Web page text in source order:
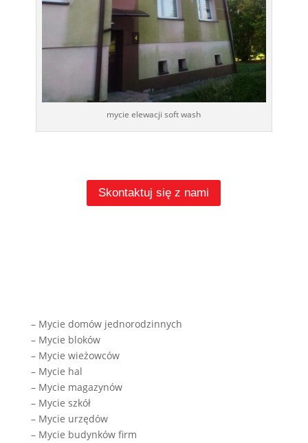
mycie elewacji soft wash
Skontaktuj się z nami
– Mycie domów jednorodzinnych
– Mycie bloków
– Mycie wieżowców
– Mycie hal
– Mycie magazynów
– Mycie szkół
– Mycie urzędów
– Mycie budynków firm